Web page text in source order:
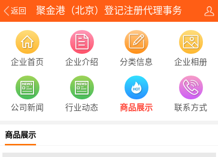
企业首页 企业介绍 分类信息 企业相册
公司新闻 行业动态 商品展示 联系方式
商品展示
返回 聚金港（北京）登记注册代理事务